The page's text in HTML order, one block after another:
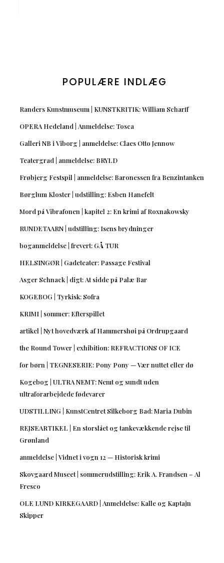
POPULÆRE INDLÆG
Randers Kunstmuseum | KUNSTKRITIK: William Scharff
OPERA Hedeland | Anmeldelse: Tosca
Galleri NB i Viborg | anmeldelse: Claes Otto Jennow
Teatergrad | anmeldelse: BRYLD
Frøbjerg Festspil | anmeldelse: Baronessen fra Benzintanken
Børglum Kloster | udstilling: Esben Hanefelt
Mord på Vibrafonen | kapitel 2: En krimi af Roxnakowsky
RUNDETAARN | udstilling: Isens brydninger
boganmeldelse | frevert: GÅ TUR
HELSINGØR | Gadeteater: Passage Festival
Asger Schnack | digt: At sidde på Palæ Bar
KOGEBOG | Tyrkisk: Sofra
KRIMI | sommer: Efterspillet
artikel | Nyt hovedværk af Hammershøi på Ordrupgaard
the Round Tower | exhibition: REFRACTIONS OF ICE
for børn | TEGNESERIE: Pony Pony — Vær nuttet eller dø
Kogebog | ULTRA NEMT: Nemt og sundt uden
ultraforarbejdede fødevarer
UDSTILLING | KunstCentret Silkeborg Bad: Maria Dubin
REJSEARTIKEL | En storslået og tankevækkende rejse til
Grønland
anmeldelse | Vidnet i vogn 12 — Historisk krimi
Skovgaard Museet | sommerudstilling: Erik A. Frandsen – Al
Fresco
OLE LUND KIRKEGAARD | Anmeldelse: Kalle og Kaptajn
Skipper